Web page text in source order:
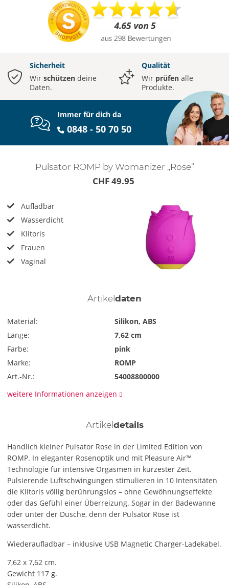
Sicherheit
Wir schützen deine
Daten.
Qualität
Wir prüfen alle
Produkte.
Immer für dich da
0848 - 50 70 50
Pulsator ROMP by Womanizer „Rose“
CHF 49.95
Aufladbar
Wasserdicht
Klitoris
Frauen
Vaginal
Artikeldaten
Material:
Silikon, ABS
Länge:
7,62 cm
Farbe:
pink
Marke:
ROMP
Art.-Nr.:
54008800000
weitere Informationen anzeigen
Artikeldetails
Handlich kleiner Pulsator Rose in der Limited Edition von
ROMP. In eleganter Rosenoptik und mit Pleasure Air™
Technologie für intensive Orgasmen in kürzester Zeit.
Pulsierende Luftschwingungen stimulieren in 10 Intensitäten
die Klitoris völlig berührungslos – ohne Gewöhnungseffekte
oder das Gefühl einer Überreizung. Sogar in der Badewanne
oder unter der Dusche, denn der Pulsator Rose ist
wasserdicht.
Wiederaufladbar – inklusive USB Magnetic Charger-Ladekabel.
7,62 x 7,62 cm.
Gewicht 117 g.